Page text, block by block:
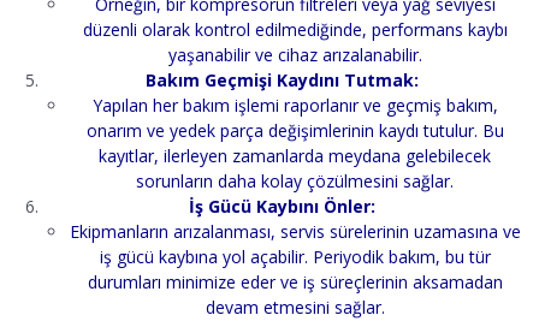
düzenli olarak kontrol edilmediğinde, performans kaybı
yaşanabilir ve cihaz arızalanabilir.
Bakım Geçmişi Kaydını Tutmak:
Yapılan her bakım işlemi raporlanır ve geçmiş bakım,
onarım ve yedek parça değişimlerinin kaydı tutulur. Bu
kayıtlar, ilerleyen zamanlarda meydana gelebilecek
sorunların daha kolay çözülmesini sağlar.
İş Gücü Kaybını Önler:
Ekipmanların arızalanması, servis sürelerinin uzamasına ve
iş gücü kaybına yol açabilir. Periyodik bakım, bu tür
durumları minimize eder ve iş süreçlerinin aksamadan
devam etmesini sağlar.